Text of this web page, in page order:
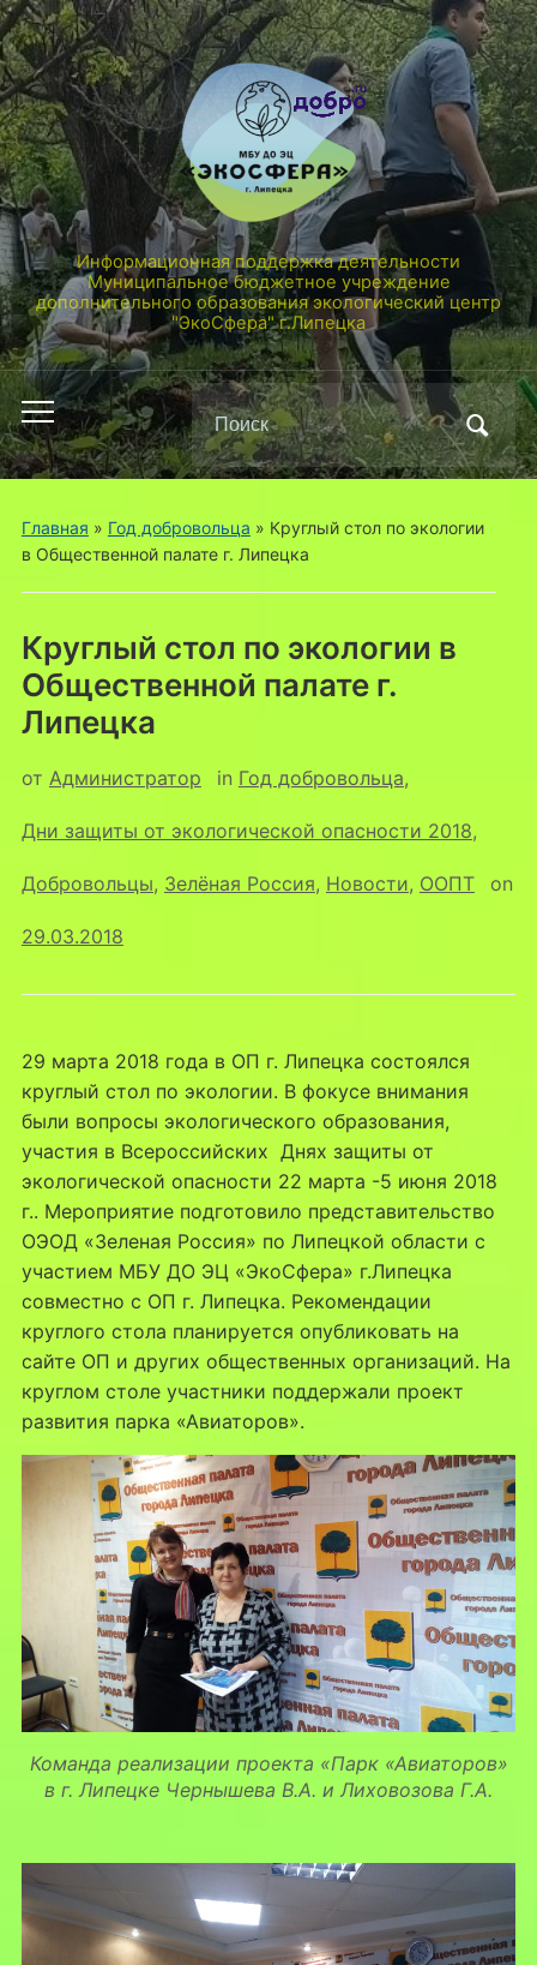
Информационная поддержка деятельности
Муниципальное бюджетное учреждение
дополнительного образования экологический центр
"ЭкоСфера" г.Липецка
Переключить
мобильное
меню
Поиск
по:
Главная » Год добровольца » Круглый стол по экологии
в Общественной палате г. Липецка
Круглый стол по экологии в
Общественной палате г.
Липецка
от Администратор in Год добровольца,
Дни защиты от экологической опасности 2018,
Добровольцы, Зелёная Россия, Новости, ООПТ on
29.03.2018
29 марта 2018 года в ОП г. Липецка состоялся
круглый стол по экологии. В фокусе внимания
были вопросы экологического образования,
участия в Всероссийских Днях защиты от
экологической опасности 22 марта -5 июня 2018
г.. Мероприятие подготовило представительство
ОЭОД «Зеленая Россия» по Липецкой области с
участием МБУ ДО ЭЦ «ЭкоСфера» г.Липецка
совместно с ОП г. Липецка. Рекомендации
круглого стола планируется опубликовать на
сайте ОП и других общественных организаций. На
круглом столе участники поддержали проект
развития парка «Авиаторов».
Команда реализации проекта «Парк «Авиаторов»
в г. Липецке Чернышева В.А. и Лиховозова Г.А.